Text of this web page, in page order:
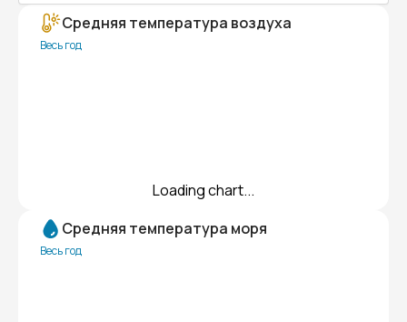
Средняя температура воздуха
Весь год
Loading chart...
Средняя температура моря
Весь год